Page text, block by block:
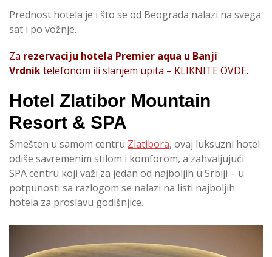
Prednost hotela je i što se od Beograda nalazi na svega
sat i po vožnje.
Za rezervaciju hotela Premier aqua u Banji
Vrdniktelefonom ili slanjem upita – KLIKNITE OVDE.
Hotel Zlatibor Mountain
Resort & SPA
Smešten u samom centru Zlatibora, ovaj luksuzni hotel
odiše savremenim stilom i komforom, a zahvaljujući
SPA centru koji važi za jedan od najboljih u Srbiji – u
potpunosti sa razlogom se nalazi na listi najboljih
hotela za proslavu godišnjice.